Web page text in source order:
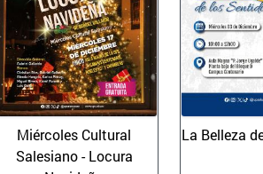
Miércoles Cultural
Salesiano - Locura
La Belleza